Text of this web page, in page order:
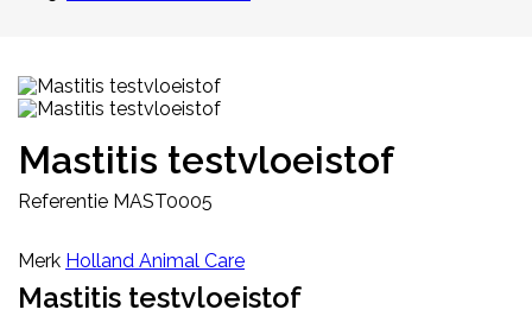
Mastitis testvloeistof
Referentie MAST0005
Merk Holland Animal Care
Mastitis testvloeistof